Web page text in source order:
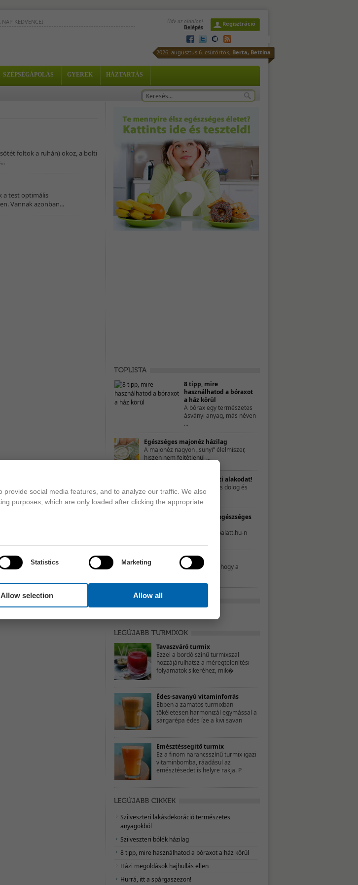
NAP KEDVENCEI
Magas C-vitamintartalmú
immunerősítő ital, egy kis
külön is nagyon jó méregtelenítők. Együtt
Üdv az oldalon!
Belépés
Regisztráció
2026. augusztus 6. csütörtök, Berta, Bettina
SZÉPSÉGÁPOLÁS GYEREK HÁZTARTÁS
foltok a ruhán) okoz, a bolti
a test optimális
Vannak azonban...
8 tipp, mire
használhatod a bóraxot
a ház körül
A bórax egy természetes
ásványi anyag, más néven
...
Egészséges majonéz házilag
A majonéz nagyon „sunyi” élelmiszer,
hiszen nem feltétlenül ...
Nyerd vissza a szülés előtti alakodat!
A gyermekáldás fantasztikus dolog és
talán az egyik ...
TESZT – Te mennyire élsz egészséges
A következő tesztet a 21napalatt.hu-n
Mit nassoljon a gyerek?
Néhány szülő úgy gondolja, hogy a
Tavaszváró turmix
Ezzel a bordó színű turmixszal
hozzájárulhatsz a méregtelenítési
folyamatok sikeréhez, mik�
Édes-savanyú vitaminforrás
Ebben a zamatos turmixban
tökéletesen harmonizál egymással a
sárgarépa édes íze a kivi savan
Emésztéssegitő turmix
Ez a finom narancsszínű turmix igazi
vitaminbomba, ráadásul az
emésztésedet is helyre rakja. P
Szilveszteri lakásdekoráció természetes
anyagokból
Szilveszteri bólék házilag
8 tipp, mire használhatod a bóraxot a ház körül
Házi megoldások hajhullás ellen
Hurrá, itt a spárgaszezon!
social media features, and to analyze our traffic. We also
purposes, which are only loaded after clicking the appropriate
Statistics Marketing
Allow selection Allow all